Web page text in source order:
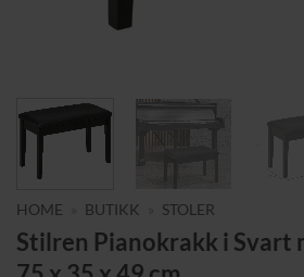
HOME BUTIKK STOLER
Stilren Pianokrakk i Svart